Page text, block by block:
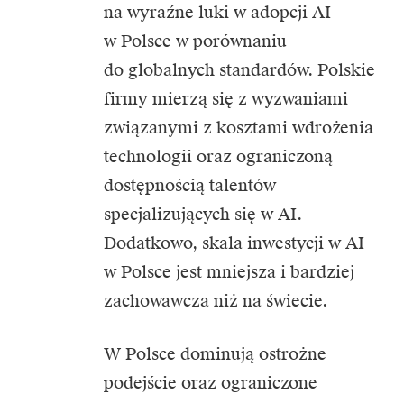
na wyraźne luki w adopcji AI
w Polsce w porównaniu
do globalnych standardów. Polskie
firmy mierzą się z wyzwaniami
związanymi z kosztami wdrożenia
technologii oraz ograniczoną
dostępnością talentów
specjalizujących się w AI.
Dodatkowo, skala inwestycji w AI
w Polsce jest mniejsza i bardziej
zachowawcza niż na świecie.
W Polsce dominują ostrożne
podejście oraz ograniczone